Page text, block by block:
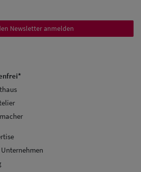
Newsletter anmelden